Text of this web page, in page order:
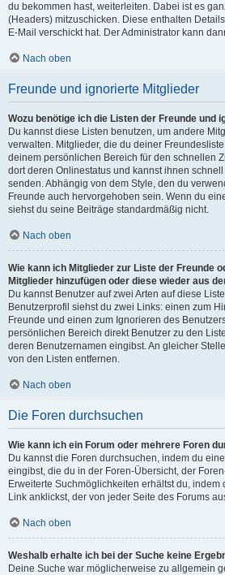
du bekommen hast, weiterleiten. Dabei ist es
(Headers) mitzuschicken. Diese enthalten
E-Mail verschickt hat. Der Administrator kann
Nach oben
Freunde und ignorierte Mitglieder
Wozu benötige ich die Listen der Freunde und
Du kannst diese Listen benutzen, um andere
verwalten. Mitglieder, die du deiner
deinem persönlichen Bereich für den schnellen
dort deren Onlinestatus und kannst ihnen
senden. Abhängig von dem Style, den du
Freunde auch hervorgehoben sein. Wenn du
siehst du seine Beiträge standardmäßig nicht.
Nach oben
Wie kann ich Mitglieder zur Liste der Freunde
Mitglieder hinzufügen oder diese wieder aus
Du kannst Benutzer auf zwei Arten auf diese
Benutzerprofil siehst du zwei Links: einen zum
Freunde und einen zum Ignorieren des
persönlichen Bereich direkt Benutzer zu den
deren Benutzernamen eingibst. An gleicher
von den Listen entfernen.
Nach oben
Die Foren durchsuchen
Wie kann ich ein Forum oder mehrere Foren
Du kannst die Foren durchsuchen, indem du
eingibst, die du in der Foren-Übersicht, der
Erweiterte Suchmöglichkeiten erhältst du, indem
Link anklickst, der von jeder Seite des Forums
Nach oben
Weshalb erhalte ich bei der Suche keine
Deine Suche war möglicherweise zu allgemein